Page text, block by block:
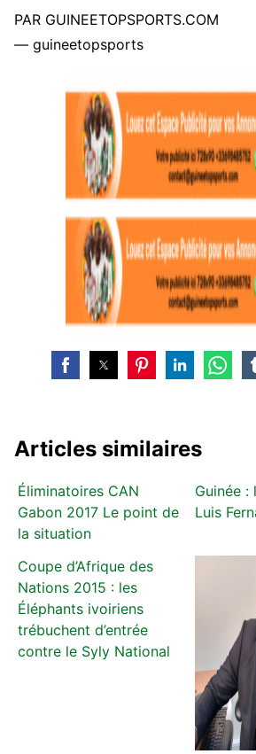
PAR GUINEETOPSPORTS.COM
— guineetopsports
Articles similaires
Éliminatoires CAN
Gabon 2017 Le point de
la situation
Guinée :
Luis
Coupe d’Afrique des
Nations 2015 : les
Éléphants ivoiriens
trébuchent d’entrée
contre le Syly National